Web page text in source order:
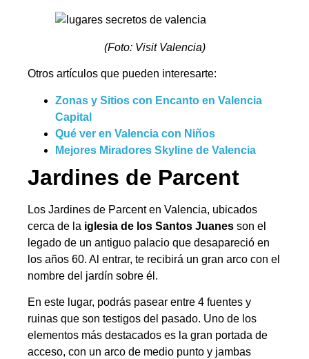
(Foto: Visit Valencia)
Otros artículos que pueden interesarte:
Zonas y Sitios con Encanto en Valencia
Capital
Qué ver en Valencia con Niños
Mejores Miradores Skyline de Valencia
Jardines de Parcent
Los Jardines de Parcent en Valencia, ubicados
cerca de la iglesia de los Santos Juanes son el
legado de un antiguo palacio que desapareció en
los años 60. Al entrar, te recibirá un gran arco con el
nombre del jardín sobre él.
En este lugar, podrás pasear entre 4 fuentes y
ruinas que son testigos del pasado. Uno de los
elementos más destacados es la gran portada de
acceso, con un arco de medio punto y jambas